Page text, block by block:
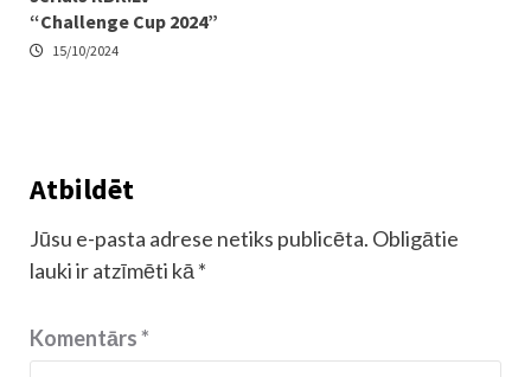
“Challenge Cup 2024”
15/10/2024
Atbildēt
Jūsu e-pasta adrese netiks publicēta. Obligātie
lauki ir atzīmēti kā *
Komentārs*